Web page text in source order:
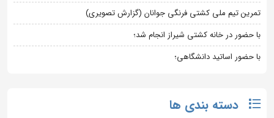
تمرین تیم ملی کشتی فرنگی جوانان (گزارش تصویری)
با حضور در خانه کشتی شیراز انجام شد؛
با حضور اساتید دانشگاهی؛
دسته بندی ها